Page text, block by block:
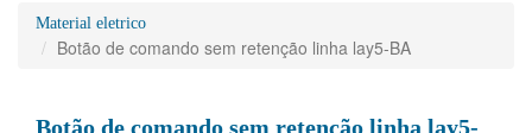
Material eletrico
Botão de comando sem retenção linha lay5-BA
Botão de comando sem retenção linha lay5-